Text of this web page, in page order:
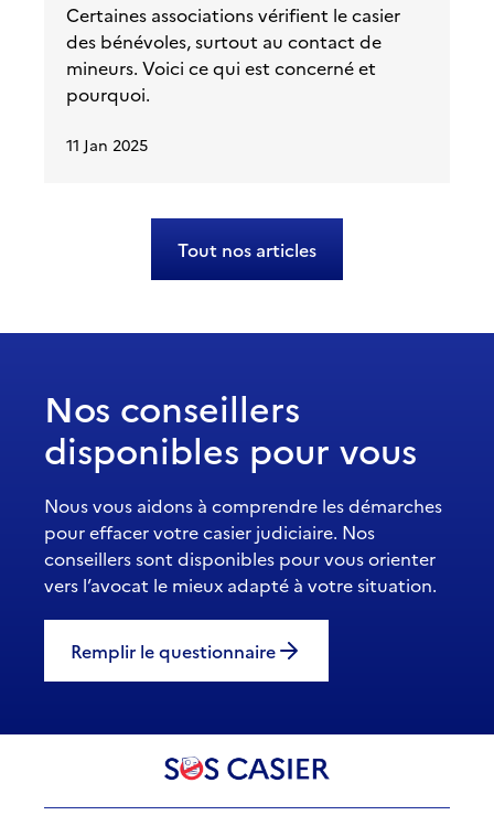
Certaines associations vérifient le casier
des bénévoles, surtout au contact de
mineurs. Voici ce qui est concerné et
pourquoi.
11 Jan 2025
Tout nos articles
Nos conseillers
disponibles pour vous
Nous vous aidons à comprendre les démarches
pour effacer votre casier judiciaire. Nos
conseillers sont disponibles pour vous orienter
vers l’avocat le mieux adapté à votre situation.
Remplir le questionnaire